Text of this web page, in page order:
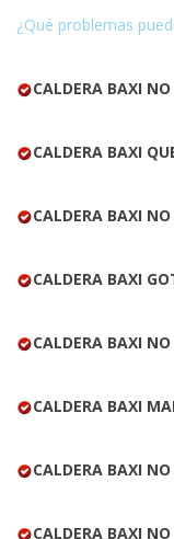
¿Qué problemas
CALDERA BAXI
CALDERA BAXI
CALDERA BAXI
CALDERA BAXI
CALDERA BAXI
CALDERA BAXI
CALDERA BAXI NO
CALDERA BAXI